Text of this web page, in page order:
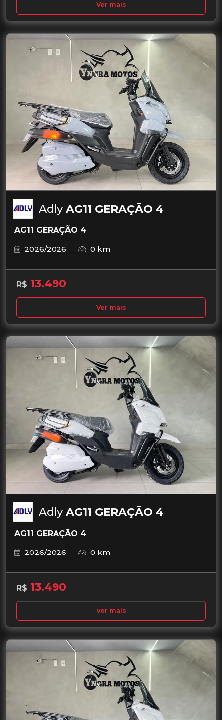
Ver mais
AdlyAG11 GERAÇÃO 4
AG11 GERAÇÃO 4
2026/2026
0 km
R$ 13.490
Ver mais
AdlyAG11 GERAÇÃO 4
AG11 GERAÇÃO 4
2026/2026
0 km
R$ 13.490
Ver mais